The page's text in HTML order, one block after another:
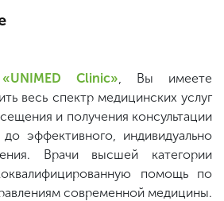
Clinic», Вы имеете
весь спектр медицинских услуг
и получения консультации
до эффективного, индивидуально
Врачи высшей категории
помощь по
современной медицины.